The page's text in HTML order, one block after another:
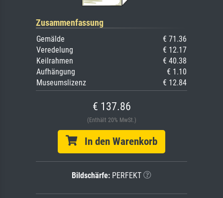
Zusammenfassung
Gemälde
€ 71.36
Veredelung
€ 12.17
Keilrahmen
€ 40.38
Aufhängung
€ 1.10
Museumslizenz
€ 12.84
€ 137.86
(Enthält 20% MwSt.)
In den Warenkorb
Bildschärfe: PERFEKT